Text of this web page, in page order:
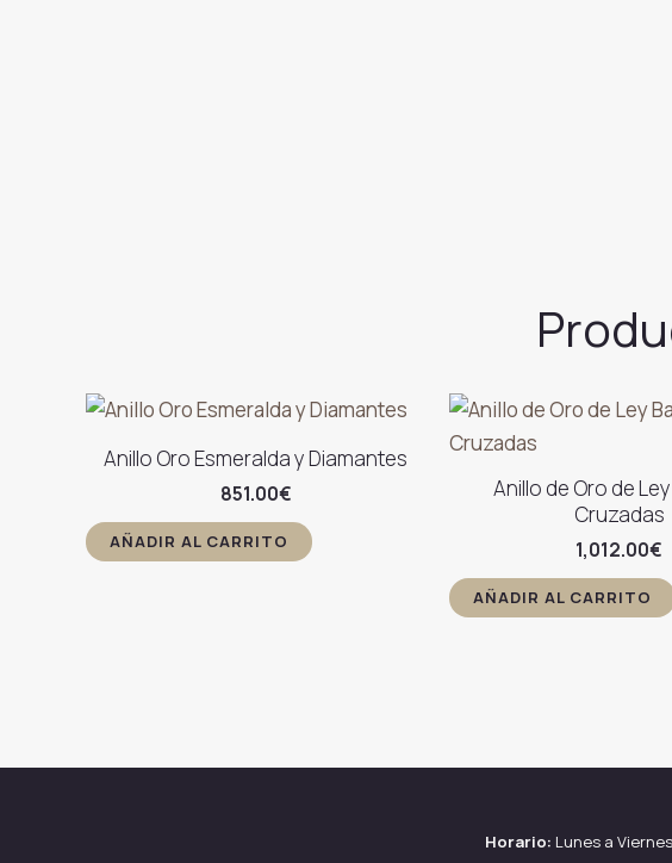
Anillo Oro Esmeralda y Diamantes
851.00€
AÑADIR AL CARRITO
Anillo de Oro de
Cruzadas
1,012.00€
AÑADIR AL CARRITO
Horario: Lunes a